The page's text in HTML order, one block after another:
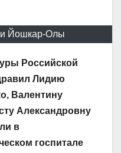
Йошкар-Олы
Российской
Лидию
Валентину
Александровну
в
госпитале